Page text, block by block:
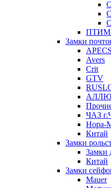
Замки
APECS
Avers
Crit
GTV
ЧАЗ
Нора-
Китай
Замки
Замки
Китай
Замки
Mauer